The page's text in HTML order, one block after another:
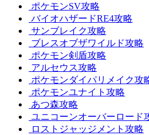
ポケモンSV攻略
バイオハザードRE4攻略
サンブレイク攻略
ブレスオブザワイルド攻略
ポケモン剣盾攻略
アルセウス攻略
ポケモンダイパリメイク攻
ポケモンユナイト攻略
あつ森攻略
ユニコーンオーバーロード
ロストジャッジメント攻略